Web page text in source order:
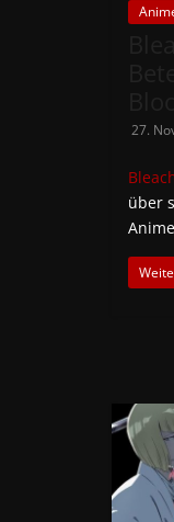
27.
über